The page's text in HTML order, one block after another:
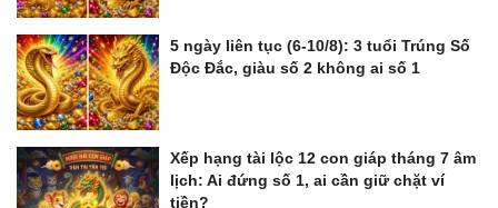
5 ngày liên tục (6-10/8): 3 tuổi Trúng Số
Độc Đắc, giàu số 2 không ai số 1
Xếp hạng tài lộc 12 con giáp tháng 7 âm
lịch: Ai đứng số 1, ai cần giữ chặt ví
tiền?